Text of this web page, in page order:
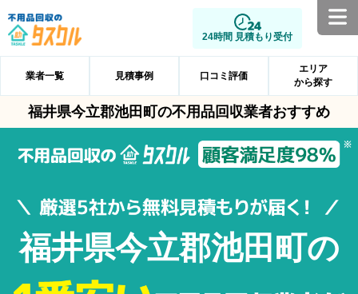
24時間 見積もり受付
業者一覧 見積事例 口コミ評価
エリア
から探す
福井県今立郡池田町の不用品回収業者おすすめ
福井県今立郡池田町の